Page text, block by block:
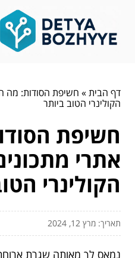
דף הבית» חשיפת הסודות: מה
הקולינרי הטוב ביותר
חשיפת
אתרי
הקולינרי
תאריך: מרץ 12, 2024
נמאס לך מאותה שגרת